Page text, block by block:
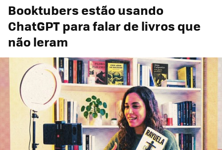
Booktubers estão usando
ChatGPT para falar de livros que
não leram